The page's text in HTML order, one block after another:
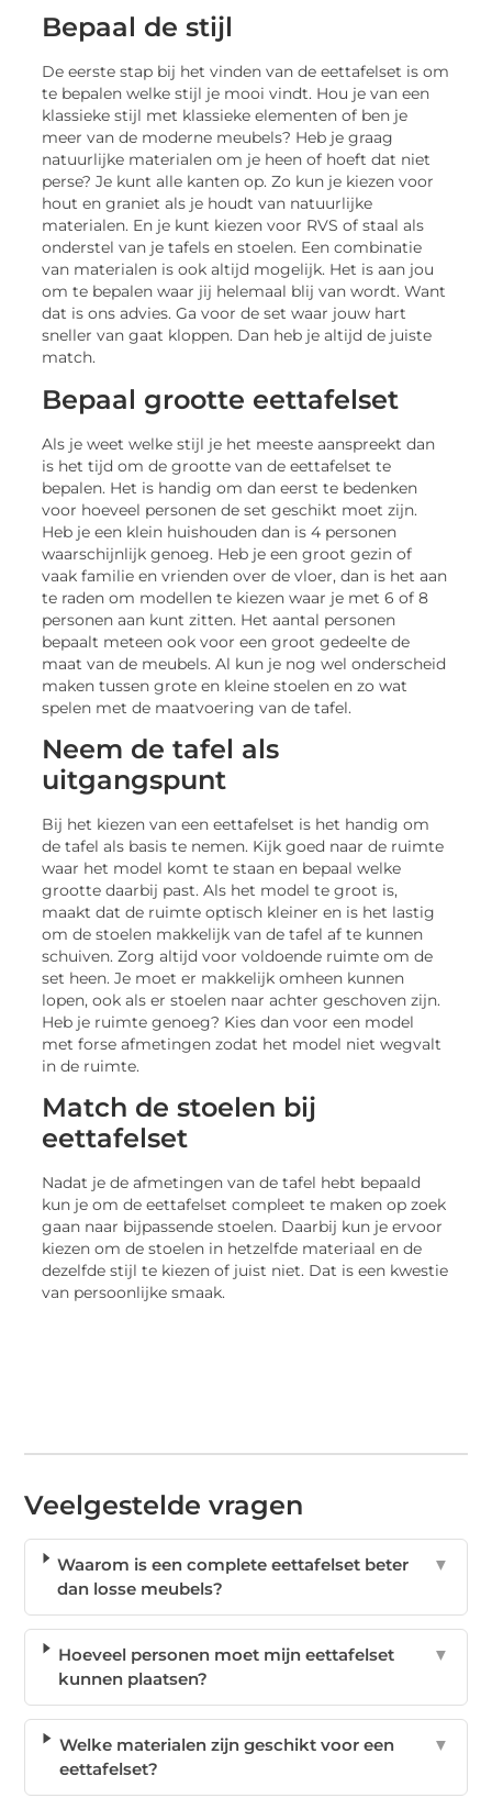
Bepaal de stijl
De eerste stap bij het vinden van de eettafelset is om
te bepalen welke stijl je mooi vindt. Hou je van een
klassieke stijl met klassieke elementen of ben je
meer van de moderne meubels? Heb je graag
natuurlijke materialen om je heen of hoeft dat niet
perse? Je kunt alle kanten op. Zo kun je kiezen voor
hout en graniet als je houdt van natuurlijke
materialen. En je kunt kiezen voor RVS of staal als
onderstel van je tafels en stoelen. Een combinatie
van materialen is ook altijd mogelijk. Het is aan jou
om te bepalen waar jij helemaal blij van wordt. Want
dat is ons advies. Ga voor de set waar jouw hart
sneller van gaat kloppen. Dan heb je altijd de juiste
match.
Bepaal grootte eettafelset
Als je weet welke stijl je het meeste aanspreekt dan
is het tijd om de grootte van de eettafelset te
bepalen. Het is handig om dan eerst te bedenken
voor hoeveel personen de set geschikt moet zijn.
Heb je een klein huishouden dan is 4 personen
waarschijnlijk genoeg. Heb je een groot gezin of
vaak familie en vrienden over de vloer, dan is het aan
te raden om modellen te kiezen waar je met 6 of 8
personen aan kunt zitten. Het aantal personen
bepaalt meteen ook voor een groot gedeelte de
maat van de meubels. Al kun je nog wel onderscheid
maken tussen grote en kleine stoelen en zo wat
spelen met de maatvoering van de tafel.
Neem de tafel als
uitgangspunt
Bij het kiezen van een eettafelset is het handig om
de tafel als basis te nemen. Kijk goed naar de ruimte
waar het model komt te staan en bepaal welke
grootte daarbij past. Als het model te groot is,
maakt dat de ruimte optisch kleiner en is het lastig
om de stoelen makkelijk van de tafel af te kunnen
schuiven. Zorg altijd voor voldoende ruimte om de
set heen. Je moet er makkelijk omheen kunnen
lopen, ook als er stoelen naar achter geschoven zijn.
Heb je ruimte genoeg? Kies dan voor een model
met forse afmetingen zodat het model niet wegvalt
in de ruimte.
Match de stoelen bij
eettafelset
Nadat je de afmetingen van de tafel hebt bepaald
kun je om de eettafelset compleet te maken op zoek
gaan naar bijpassende stoelen. Daarbij kun je ervoor
kiezen om de stoelen in hetzelfde materiaal en de
dezelfde stijl te kiezen of juist niet. Dat is een kwestie
van persoonlijke smaak.
Veelgestelde vragen
Waarom is een complete eettafelset beter
dan losse meubels?
▼
Hoeveel personen moet mijn eettafelset
kunnen plaatsen?
▼
Welke materialen zijn geschikt voor een
eettafelset?
▼